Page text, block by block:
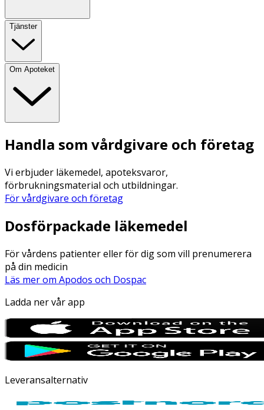
Tjänster
Om Apoteket
Handla som vårdgivare och företag
Vi erbjuder läkemedel, apoteksvaror,
förbrukningsmaterial och utbildningar.
För vårdgivare och företag
Dosförpackade läkemedel
För vårdens patienter eller för dig som vill prenumerera
på din medicin
Läs mer om Apodos och Dospac
Ladda ner vår app
Leveransalternativ